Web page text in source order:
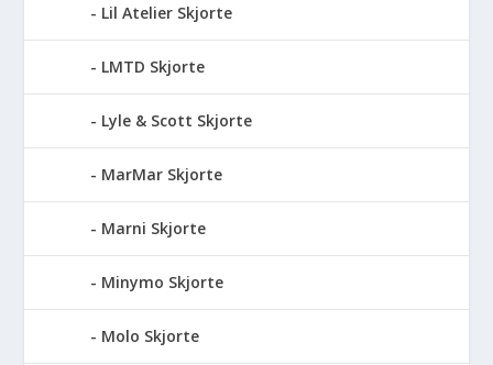
Lil Atelier Skjorte
LMTD Skjorte
Lyle & Scott Skjorte
MarMar Skjorte
Marni Skjorte
Minymo Skjorte
Molo Skjorte